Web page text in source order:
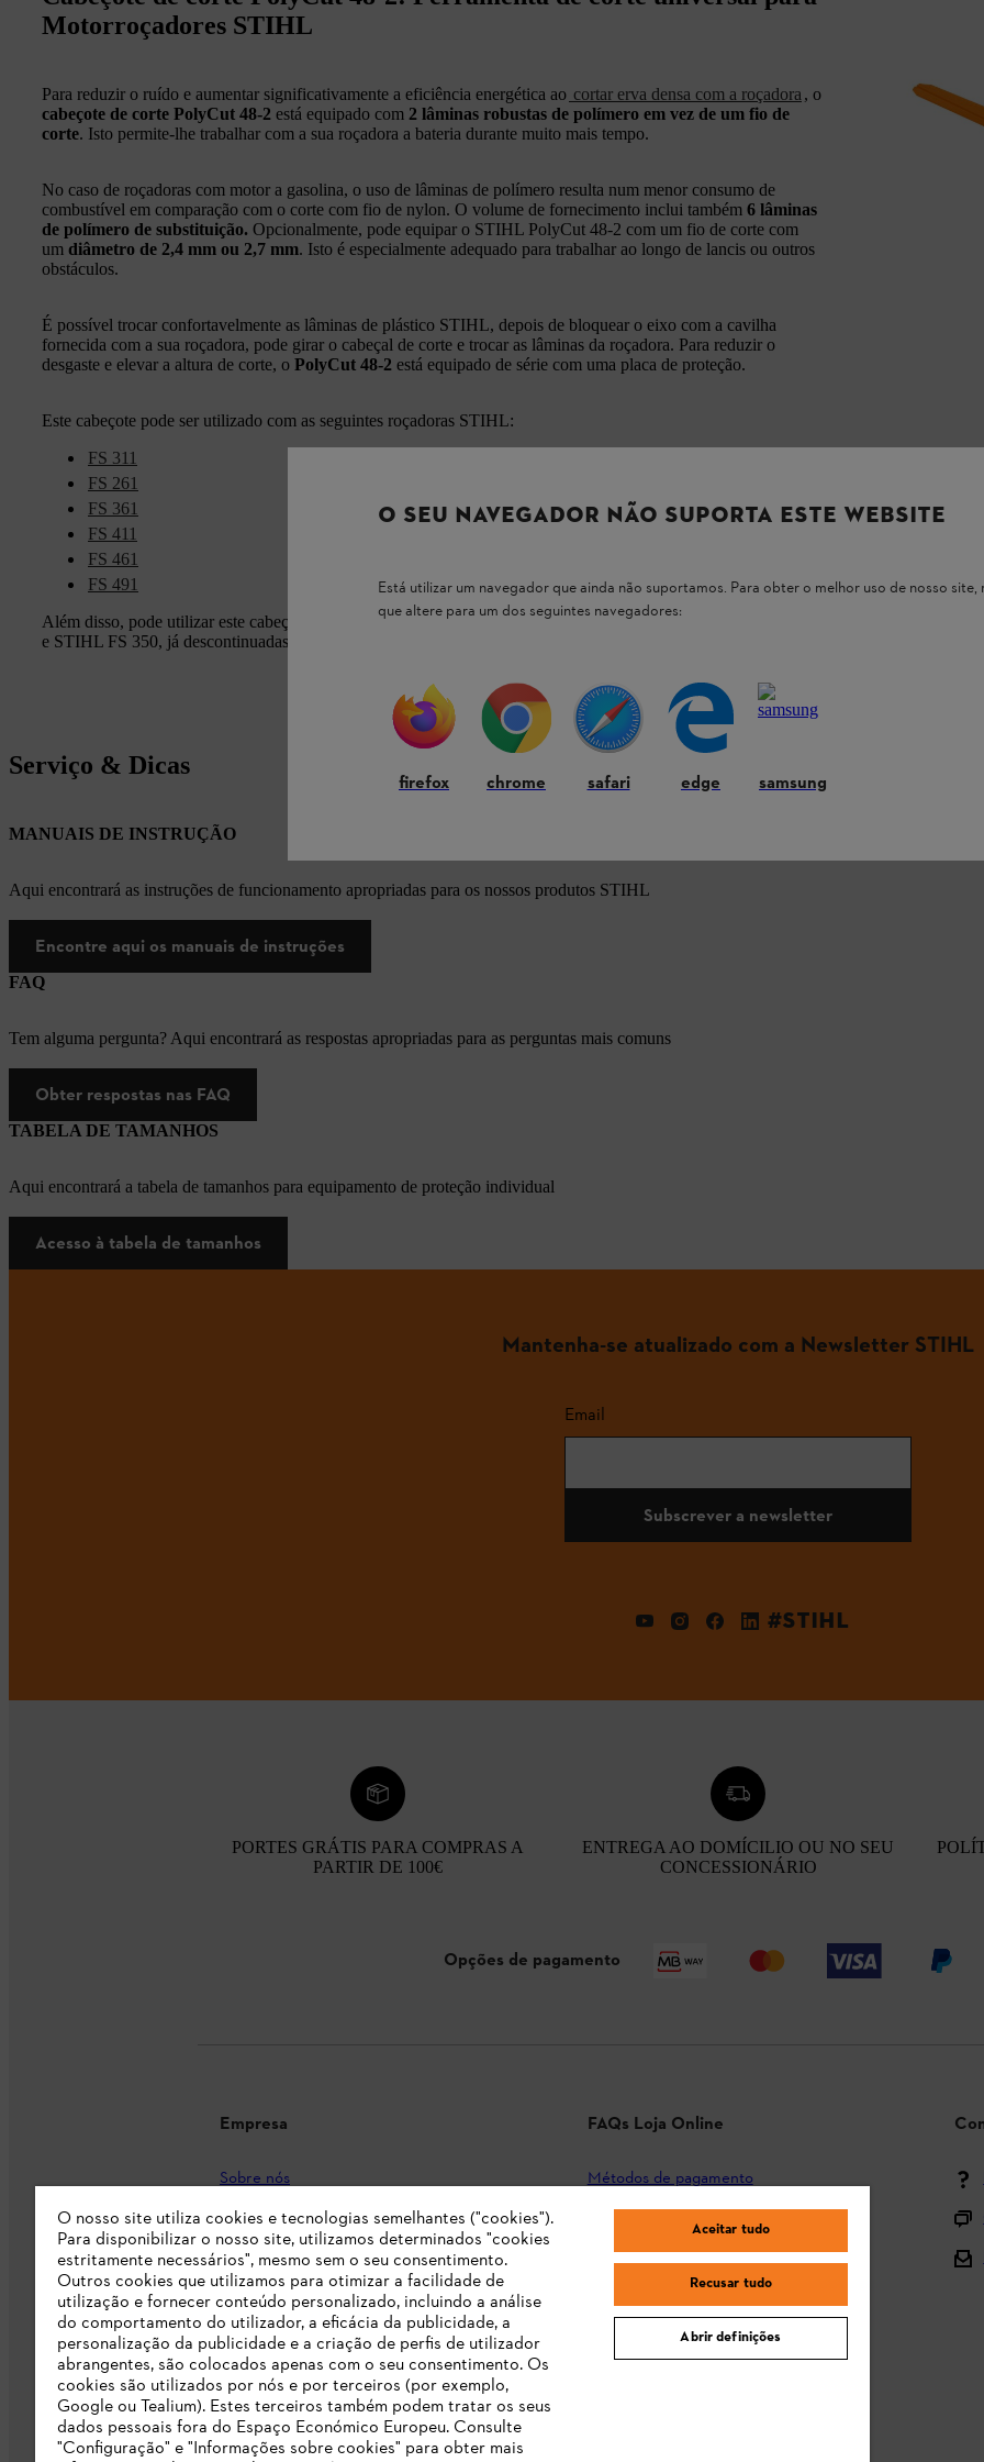
Motorroçadores STIHL
Para reduzir o ruído e aumentar significativamente a eficiência energética ao cortar erva densa com a roçadora , o
cabeçote de corte PolyCut 48‑2 está equipado com 2 lâminas robustas de polímero em vez de um fio de
corte. Isto permite-lhe trabalhar com a sua roçadora a bateria durante muito mais tempo.
No caso de roçadoras com motor a gasolina, o uso de lâminas de polímero resulta num menor consumo de
combustível em comparação com o corte com fio de nylon. O volume de fornecimento inclui também 6 lâminas
de polímero de substituição. Opcionalmente, pode equipar o STIHL PolyCut 48‑2 com um fio de corte com
um diâmetro de 2,4 mm ou 2,7 mm. Isto é especialmente adequado para trabalhar ao longo de lancis ou outros
obstáculos.
É possível trocar confortavelmente as lâminas de plástico STIHL, depois de bloquear o eixo com a cavilha
fornecida com a sua roçadora, pode girar o cabeçal de corte e trocar as lâminas da roçadora. Para reduzir o
desgaste e elevar a altura de corte, o PolyCut 48‑2 está equipado de série com uma placa de proteção.
Este cabeçote pode ser utilizado com as seguintes roçadoras STIHL:
FS 311
FS 261
FS 361
FS 411
FS 461
FS 491
Além disso, pode utilizar este cabeçal de corte com as roçadoras STIHL FS 160, STIHL FS 220, STIHL FS 300
e STIHL FS 350, já descontinuadas.
Serviço & Dicas
MANUAIS DE INSTRUÇÃO
Aqui encontrará as instruções de funcionamento apropriadas para os nossos produtos STIHL
Encontre aqui os manuais de instruções
FAQ
Tem alguma pergunta? Aqui encontrará as respostas apropriadas para as perguntas mais comuns
Obter respostas nas FAQ
TABELA DE TAMANHOS
Aqui encontrará a tabela de tamanhos para equipamento de proteção individual
Acesso à tabela de tamanhos
Mantenha-se atualizado com a Newsletter STIHL
Email
Subscrever a newsletter
#STIHL
PORTES GRÁTIS PARA COMPRAS A
PARTIR DE 100€
ENTREGA AO DOMÍCILIO OU NO SEU
CONCESSIONÁRIO
Opções de pagamento
Empresa
Sobre nós
Imprensa
Carreira
Responsabilidade
Linha Integridade STIHL
Informação para fornecedores
Livro de Reclamações
FAQs Loja Online
Métodos de pagamento
Envio e entrega
Devolução
STIHL Orange Deals
O SEU NAVEGADOR NÃO SUPORTA ESTE WEBSITE
Está utilizar um navegador que ainda não suportamos. Para obter o melhor uso de nosso site,
que altere para um dos seguintes navegadores:
firefox chrome safari edge samsung
O nosso site utiliza cookies e tecnologias semelhantes ("cookies").
Para disponibilizar o nosso site, utilizamos determinados "cookies
estritamente necessários", mesmo sem o seu consentimento.
Outros cookies que utilizamos para otimizar a facilidade de
utilização e fornecer conteúdo personalizado, incluindo a análise
do comportamento do utilizador, a eficácia da publicidade, a
personalização da publicidade e a criação de perfis de utilizador
abrangentes, são colocados apenas com o seu consentimento. Os
cookies são utilizados por nós e por terceiros (por exemplo,
Google ou Tealium). Estes terceiros também podem tratar os seus
dados pessoais fora do Espaço Económico Europeu. Consulte
"Configuração" e "Informações sobre cookies" para obter mais
Aceitar tudo
Recusar tudo
Abrir definições